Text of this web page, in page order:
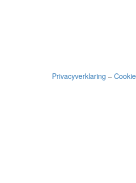
Privacyverklaring –